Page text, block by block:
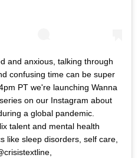
and anxious, talking through
confusing time can be super
PT we're launching Wanna
on our Instagram about
a global pandemic.
talent and mental health
like sleep disorders, self care,